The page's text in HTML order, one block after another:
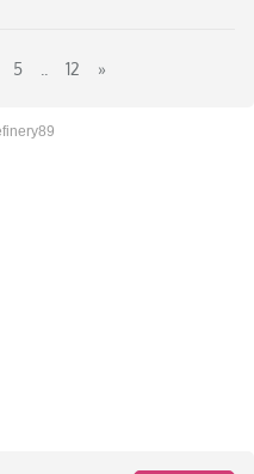
5 12 »